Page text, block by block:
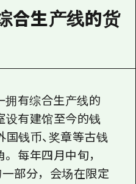
的交通信息
册
合生产线的货
拥有综合生产线的
设有建馆至今的钱
国钱币、奖章等古钱
每年四月中旬，
部分，会场在限定